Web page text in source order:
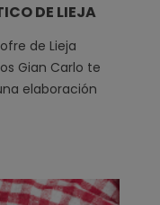
DE LIEJA
de Lieja
Gian Carlo te
elaboración